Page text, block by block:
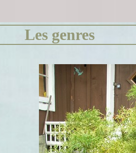
Les genres